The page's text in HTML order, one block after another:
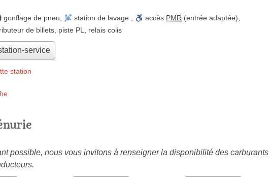
gonflage de pneu station de lavage accès PMR (entrée adaptée)
de billets piste PL relais colis
service
station
possible, nous vous invitons à renseigner la disponibilité des carburants